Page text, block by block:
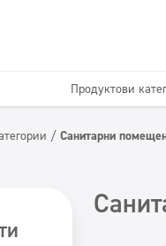
Продуктови
неутрализатори
/ Санитарни